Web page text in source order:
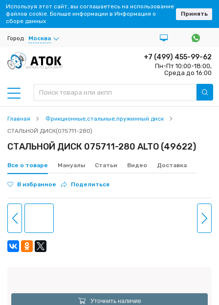
Город Москва
ЗАПЧАСТИ ДЛЯ АКПП
+7 (499) 455-99-62
Пн-Пт 10:00-18:00,
Среда до 16:00
Главная
Фрикционные,стальные,пружинный диск
СТАЛЬНОЙ ДИСК(075711-280)
СТАЛЬНОЙ ДИСК 075711-280 ALTO (49622)
Все о товаре Мануалы Статьи Видео Доставка
В избранное Поделиться
Уточнить наличие
Используя этот сайт, вы соглашаетесь на использование
файлов cookie. Больше информации в Информация о
сборе данных
Принять